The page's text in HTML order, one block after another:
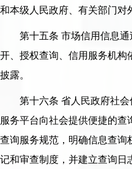
和本级人民政府、有关部门对
第十五条 市场信用信息通
开、授权查询、信用服务机构
披露。
第十六条 省人民政府社会
服务平台向社会提供便捷的查
查询服务规范，明确信息查询
记和审查制度，并建立查询日